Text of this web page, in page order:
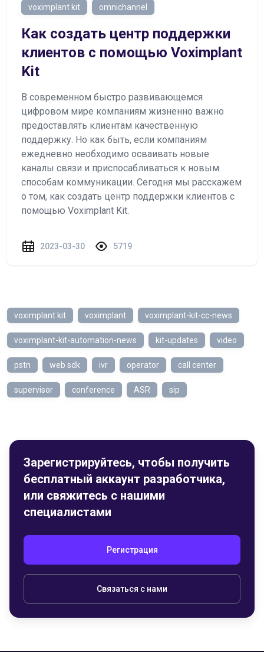
voximplant kit omnichannel
Как создать центр поддержки
клиентов с помощью Voximplant
Kit
В современном быстро развивающемся
цифровом мире компаниям жизненно важно
предоставлять клиентам качественную
поддержку. Но как быть, если компаниям
ежедневно необходимо осваивать новые
каналы связи и приспосабливаться к новым
способам коммуникации. Сегодня мы расскажем
о том, как создать центр поддержки клиентов с
помощью Voximplant Kit.
2023-03-30 5719
voximplant kit voximplant voximplant-kit-cc-news
voximplant-kit-automation-news kit-updates video
pstn web sdk ivr operator call center
supervisor conference ASR sip
Зарегистрируйтесь, чтобы получить
бесплатный аккаунт разработчика,
или свяжитесь с нашими
специалистами
Регистрация
Связаться с нами